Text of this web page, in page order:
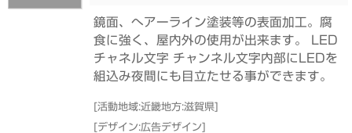
鏡面、へアーライン塗装等の表面加工。腐
食に強く、屋内外の使用が出来ます。 LED
チャネル文字 チャンネル文字内部にLEDを
組込み夜間にも目立たせる事ができます。
[活動地域:近畿地方:滋賀県]
[デザイン:広告デザイン]